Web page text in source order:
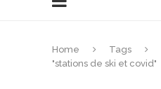
Home Tags
"stations de ski et covid"